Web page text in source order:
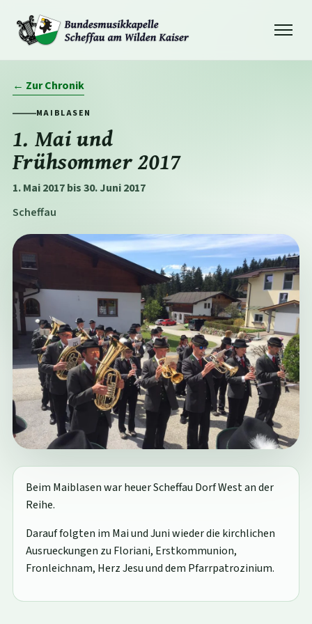
← Zur Chronik
MAIBLASEN
1. Mai und
Frühsommer 2017
1. Mai 2017 bis 30. Juni 2017
Scheffau
Beim Maiblasen war heuer Scheffau Dorf West an der
Reihe.
Darauf folgten im Mai und Juni wieder die kirchlichen
Ausrueckungen zu Floriani, Erstkommunion,
Fronleichnam, Herz Jesu und dem Pfarrpatrozinium.